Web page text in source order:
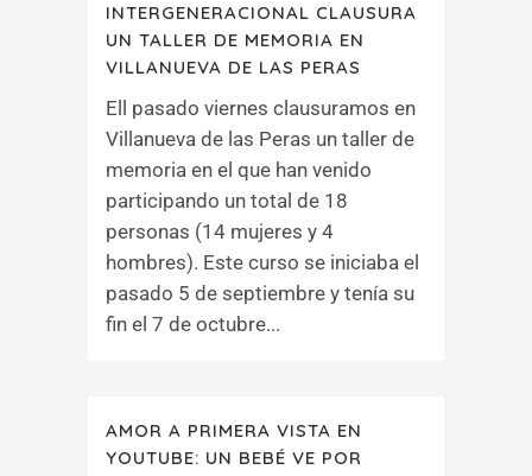
INTERGENERACIONAL CLAUSURA
UN TALLER DE MEMORIA EN
VILLANUEVA DE LAS PERAS
Ell pasado viernes clausuramos en
Villanueva de las Peras un taller de
memoria en el que han venido
participando un total de 18
personas (14 mujeres y 4
hombres). Este curso se iniciaba el
pasado 5 de septiembre y tenía su
fin el 7 de octubre...
AMOR A PRIMERA VISTA EN
YOUTUBE: UN BEBÉ VE POR